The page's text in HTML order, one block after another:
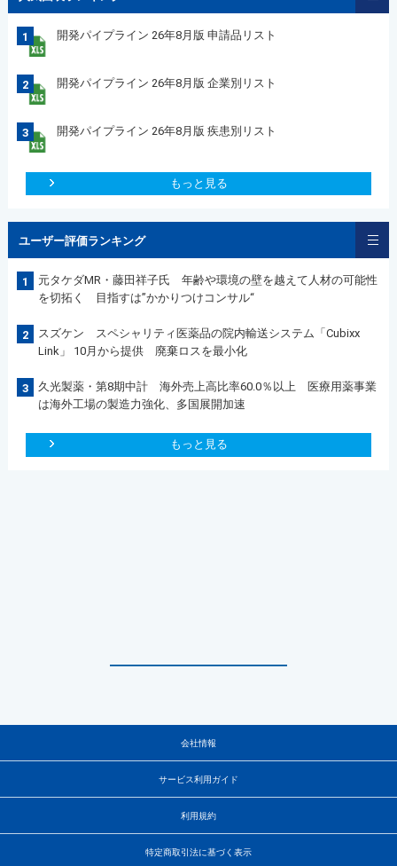
1 開発パイプライン 26年8月版 申請品リスト
2 開発パイプライン 26年8月版 企業別リスト
3 開発パイプライン 26年8月版 疾患別リスト
もっと見る
ユーザー評価ランキング
1
元タケダMR・藤田祥子氏 年齢や環境の壁を越えて人材の可能性
を切拓く 目指すは”かかりつけコンサル“
2
スズケン スペシャリティ医薬品の院内輸送システム「Cubixx
Link」 10月から提供 廃棄ロスを最小化
3
久光製薬・第8期中計 海外売上高比率60.0％以上 医療用薬事業
は海外工場の製造力強化、多国展開加速
もっと見る
会社情報
サービス利用ガイド
利用規約
特定商取引法に基づく表示